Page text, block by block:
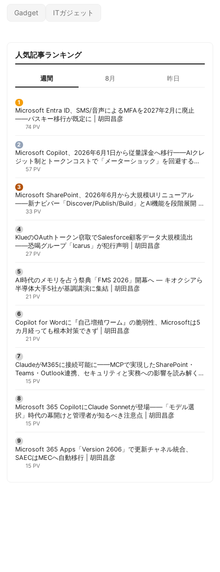
Gadget ITガジェット
人気記事ランキング
週間 8月 昨日
Microsoft Entra ID、SMS/音声によるMFAを2027年2月に廃止
——パスキー移行が既定に | 胡田昌彦
74 PV
Microsoft Copilot、2026年6月1日から従量課金へ移行——AIクレ
ジット制とトークンコストで「メーターショック」を回避する方
法 | 胡田昌彦
57 PV
Microsoft SharePoint、2026年6月から大規模UIリニューアル
——新ナビバー「Discover/Publish/Build」とAI機能を段階展開 |
胡田昌彦
33 PV
KlueのOAuthトークン窃取でSalesforce顧客データ大規模流出
——恐喝グループ「Icarus」が犯行声明 | 胡田昌彦
27 PV
AI時代のメモリを占う祭典「FMS 2026」開幕へ ― キオクシアら
半導体大手5社が基調講演に集結 | 胡田昌彦
21 PV
Copilot for Wordに『自己増殖ワーム』の脆弱性、Microsoftは5
カ月経っても根本対策できず | 胡田昌彦
21 PV
ClaudeがM365に接続可能に——MCPで実現したSharePoint・
Teams・Outlook連携、セキュリティと実務への影響を読み解く |
胡田昌彦
15 PV
Microsoft 365 CopilotにClaude Sonnetが登場——「モデル選
択」時代の幕開けと管理者が知るべき注意点 | 胡田昌彦
15 PV
Microsoft 365 Apps「Version 2606」で更新チャネル統合、
SAECはMECへ自動移行 | 胡田昌彦
15 PV